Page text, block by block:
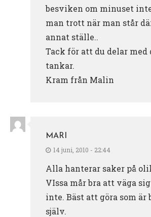
besviken om minuset
man trott när man står
annat ställe..
Tack för att du delar med
tankar.
Kram från Malin
MARI
14 juni, 2010 - 22:44
Alla hanterar saker på
VIssa mår bra att väga
inte. Bäst att göra som är
själv.